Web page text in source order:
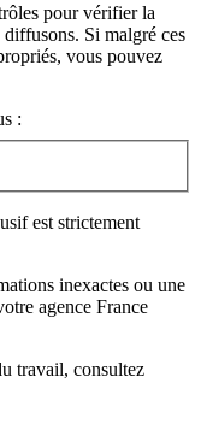
pour vérifier la
Si malgré ces
vous pouvez
:
est strictement
inexactes ou une
agence France
travail, consultez